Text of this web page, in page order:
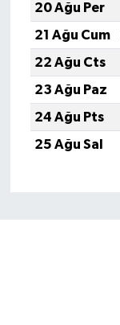
20 Ağu Per
21 Ağu Cum
22 Ağu Cts
23 Ağu Paz
24 Ağu Pts
25 Ağu Sal